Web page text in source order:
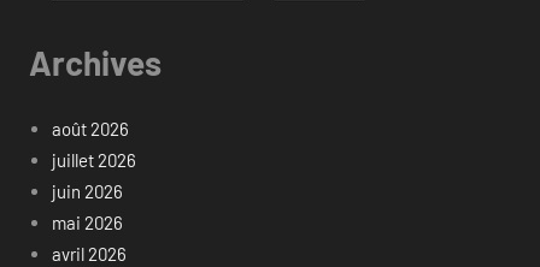
Archives
août 2026
juillet 2026
juin 2026
mai 2026
avril 2026